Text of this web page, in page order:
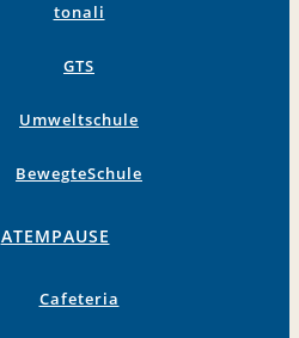
tonali
GTS
Umweltschule
BewegteSchule
ATEMPAUSE
Cafeteria